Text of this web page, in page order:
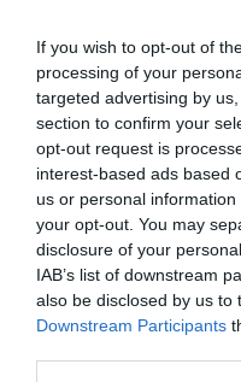
If you wish to opt-out of
processing of your
targeted advertising by
section to confirm your
opt-out request is
interest-based ads based
us or personal
your opt-out. You may
disclosure of your
IAB’s list of downstream
also be disclosed by us to
Downstream Participants